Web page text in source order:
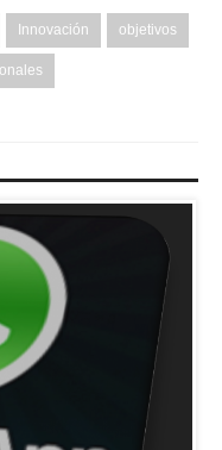
Innovación objetivos